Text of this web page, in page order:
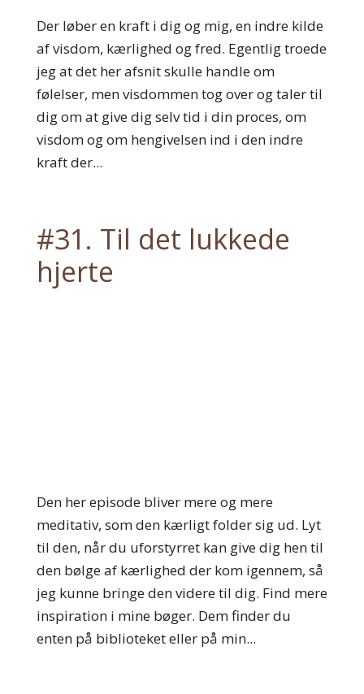
Der løber en kraft i dig og mig, en indre kilde
af visdom, kærlighed og fred. Egentlig troede
jeg at det her afsnit skulle handle om
følelser, men visdommen tog over og taler til
dig om at give dig selv tid i din proces, om
visdom og om hengivelsen ind i den indre
kraft der...
#31. Til det lukkede
hjerte
Den her episode bliver mere og mere
meditativ, som den kærligt folder sig ud. Lyt
til den, når du uforstyrret kan give dig hen til
den bølge af kærlighed der kom igennem, så
jeg kunne bringe den videre til dig. Find mere
inspiration i mine bøger. Dem finder du
enten på biblioteket eller på min...